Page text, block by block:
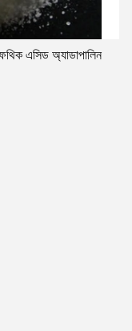
এসিড অ্যাডাপালিন